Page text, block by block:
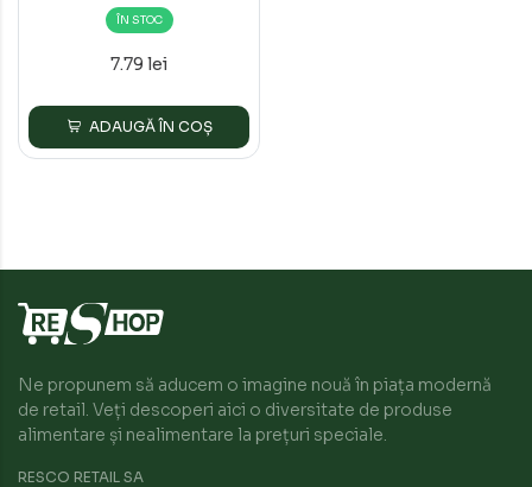
ÎN STOC
7.79 lei
ADAUGĂ ÎN COȘ
Ne propunem să aducem o imagine nouă în piața modernă
de retail. Veți descoperi aici o diversitate de produse
alimentare și nealimentare la prețuri speciale.
RESCO RETAIL SA